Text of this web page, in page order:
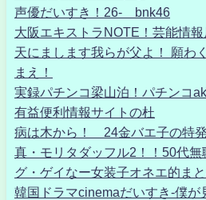
声優だいすき！26- bnk46
大阪エキストラNOTE！芸能情報
天にまします我らが父よ！ 願わ
まえ！
実録パチンコ梁山泊！パチンコ
有益便利情報サイトの杜
病は木から！ 24金バエ子の特
真・モリタダッフル2！！50代
グ・ゲイなー女装子オネエ的ま
韓国ドラマcinemaだいすき-僕が